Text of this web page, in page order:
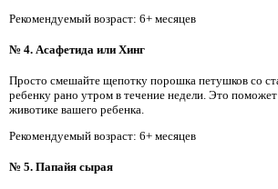
Рекомендуемый возраст: 6+ месяцев
№ 4. Асафетида или Хинг
Просто смешайте щепотку порошка петушков со
ребенку рано утром в течение недели. Это поможет
животике вашего ребенка.
Рекомендуемый возраст: 6+ месяцев
№ 5. Папайя сырая